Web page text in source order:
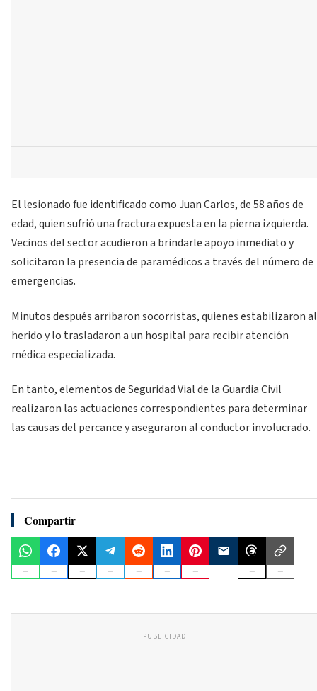
El lesionado fue identificado como Juan Carlos, de 58 años de
edad, quien sufrió una fractura expuesta en la pierna izquierda.
Vecinos del sector acudieron a brindarle apoyo inmediato y
solicitaron la presencia de paramédicos a través del número de
emergencias.
Minutos después arribaron socorristas, quienes estabilizaron al
herido y lo trasladaron a un hospital para recibir atención
médica especializada.
En tanto, elementos de Seguridad Vial de la Guardia Civil
realizaron las actuaciones correspondientes para determinar
las causas del percance y aseguraron al conductor involucrado.
Compartir
PUBLICIDAD